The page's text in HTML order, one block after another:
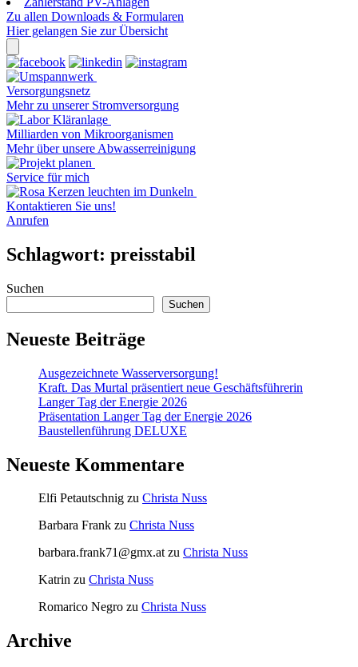
Zu allen Downloads & Formularen
Hier gelangen Sie zur Übersicht
Versorgungsnetz
Mehr zu unserer Stromversorgung
Milliarden von Mikroorganismen
Mehr über unsere Abwasserreinigung
Service für mich
Kontaktieren Sie uns!
Anrufen
Schlagwort: preisstabil
Suchen
Suchen
Neueste Beiträge
Ausgezeichnete Wasserversorgung!
Kraft. Das Murtal präsentiert neue Geschäftsführerin
Langer Tag der Energie 2026
Präsentation Langer Tag der Energie 2026
Baustellenführung DELUXE
Neueste Kommentare
Elfi Petautschnig zu Christa Nuss
Barbara Frank zu Christa Nuss
barbara.frank71@gmx.atzu Christa Nuss
Katrin zu Christa Nuss
Romarico Negro zu Christa Nuss
Archive